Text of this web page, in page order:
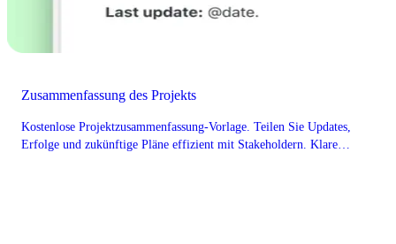
Zusammenfassung des Projekts
Kostenlose Projektzusammenfassung-Vorlage. Teilen Sie Updates,
Erfolge und zukünftige Pläne effizient mit Stakeholdern. Klare